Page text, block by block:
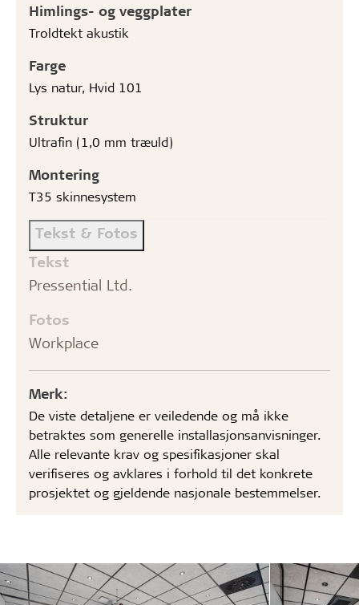
Himlings- og veggplater
Troldtekt akustik
Farge
Lys natur, Hvid 101
Struktur
Ultrafin (1,0 mm træuld)
Montering
T35 skinnesystem
Tekst & Fotos
Tekst
Pressential Ltd.
Fotos
Workplace
Merk:
De viste detaljene er veiledende og må ikke
betraktes som generelle installasjonsanvisninger.
Alle relevante krav og spesifikasjoner skal
verifiseres og avklares i forhold til det konkrete
prosjektet og gjeldende nasjonale bestemmelser.